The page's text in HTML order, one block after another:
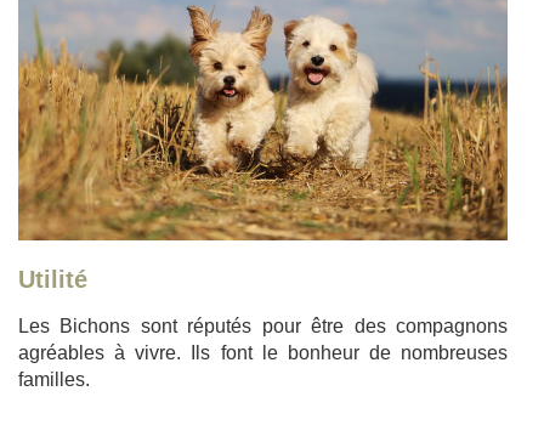
Utilité
Les Bichons sont réputés pour être des compagnons
agréables à vivre. Ils font le bonheur de nombreuses
familles.